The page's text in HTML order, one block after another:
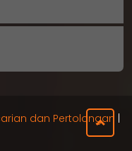
dan Pertolongan |